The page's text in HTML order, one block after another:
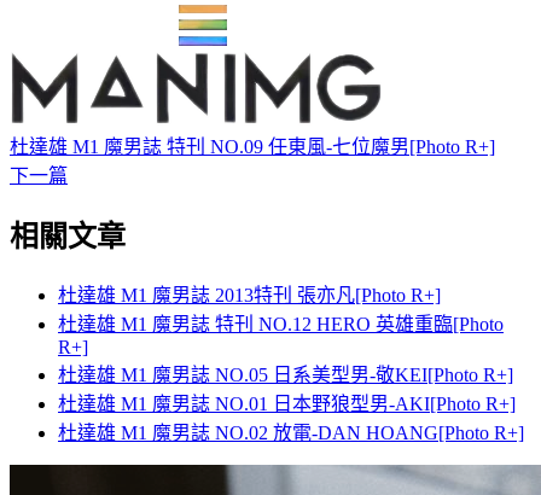
杜達雄 M1 魔男誌 特刊 NO.09 任東風-七位魔男[Photo R+]
下一篇
相關文章
杜達雄 M1 魔男誌 2013特刊 張亦凡[Photo R+]
杜達雄 M1 魔男誌 特刊 NO.12 HERO 英雄重臨[Photo
R+]
杜達雄 M1 魔男誌 NO.05 日系美型男-敬KEI[Photo R+]
杜達雄 M1 魔男誌 NO.01 日本野狼型男-AKI[Photo R+]
杜達雄 M1 魔男誌 NO.02 放電-DAN HOANG[Photo R+]